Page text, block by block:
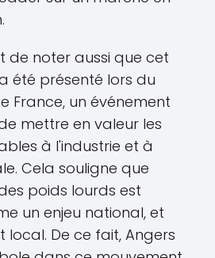
de noter aussi que cet
été présenté lors du
France, un événement
mettre en valeur les
à l'industrie et à
Cela souligne que
poids lourds est
un enjeu national, et
local. De ce fait, Angers